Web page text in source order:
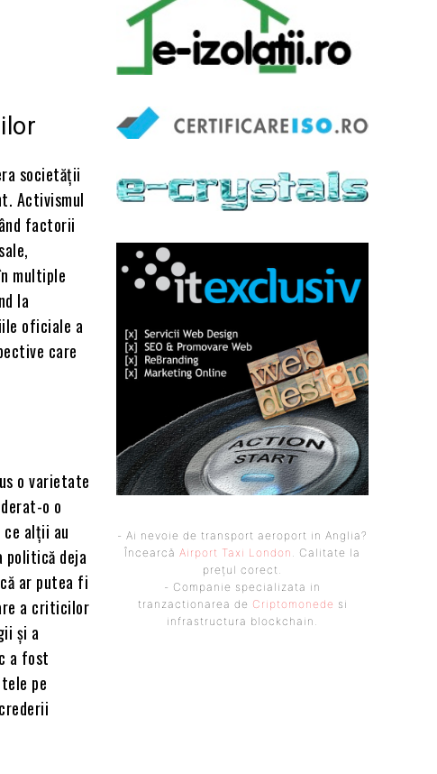
societății
Activismul
factorii
multiple
la
oficiale a
care
o varietate
o o
alții au
politică deja
ar putea fi
a criticilor
și a
a fost
pe
- Ai nevoie de transport aeroport in Anglia?
Încearcă Airport Taxi London . Calitate la
prețul corect.
- Companie specializata in
tranzactionarea de Criptomonede si
infrastructura blockchain.